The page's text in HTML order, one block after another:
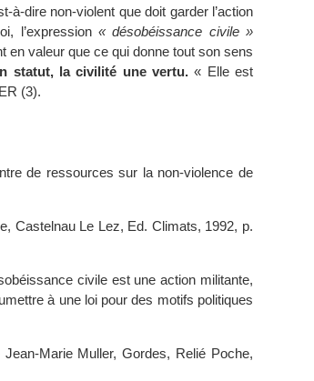
à-dire non-violent que doit garder l’action
l’expression « désobéissance civile »
en valeur que ce qui donne tout son sens
statut, la civilité une vertu.« Elle est
(3).
de ressources sur la non-violence de
Castelnau Le Lez, Ed. Climats, 1992, p.
civile est une action militante,
à une loi pour des motifs politiques
Marie Muller, Gordes, Relié Poche,